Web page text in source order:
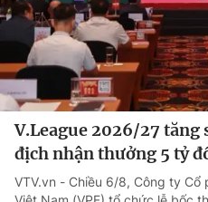
V.League 2026/27
địch nhận thưởng 5 tỷ
VTV.vn - Chiều 6/8, Công ty Cổ